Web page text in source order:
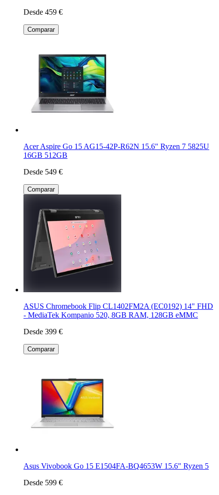
Desde 459 €
Comparar
Acer Aspire Go 15 AG15-42P-R62N 15.6" Ryzen 7 5825U
16GB 512GB
Desde 549 €
Comparar
ASUS Chromebook Flip CL1402FM2A (EC0192) 14" FHD
- MediaTek Kompanio 520, 8GB RAM, 128GB eMMC
Desde 399 €
Comparar
Asus Vivobook Go 15 E1504FA-BQ4653W 15.6" Ryzen 5
Desde 599 €